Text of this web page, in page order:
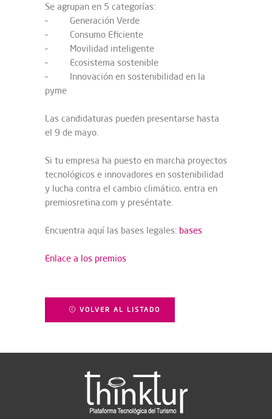
Se agrupan en 5 categorías:
– Generación Verde
– Consumo Eficiente
– Movilidad inteligente
– Ecosistema sostenible
– Innovación en sostenibilidad en la
pyme
Las candidaturas pueden presentarse hasta
el 9 de mayo.
Si tu empresa ha puesto en marcha proyectos
tecnológicos e innovadores en sostenibilidad
y lucha contra el cambio climático, entra en
premiosretina.com y preséntate.
Encuentra aquí las bases legales: bases
Enlace a los premios
VOLVER AL LISTADO